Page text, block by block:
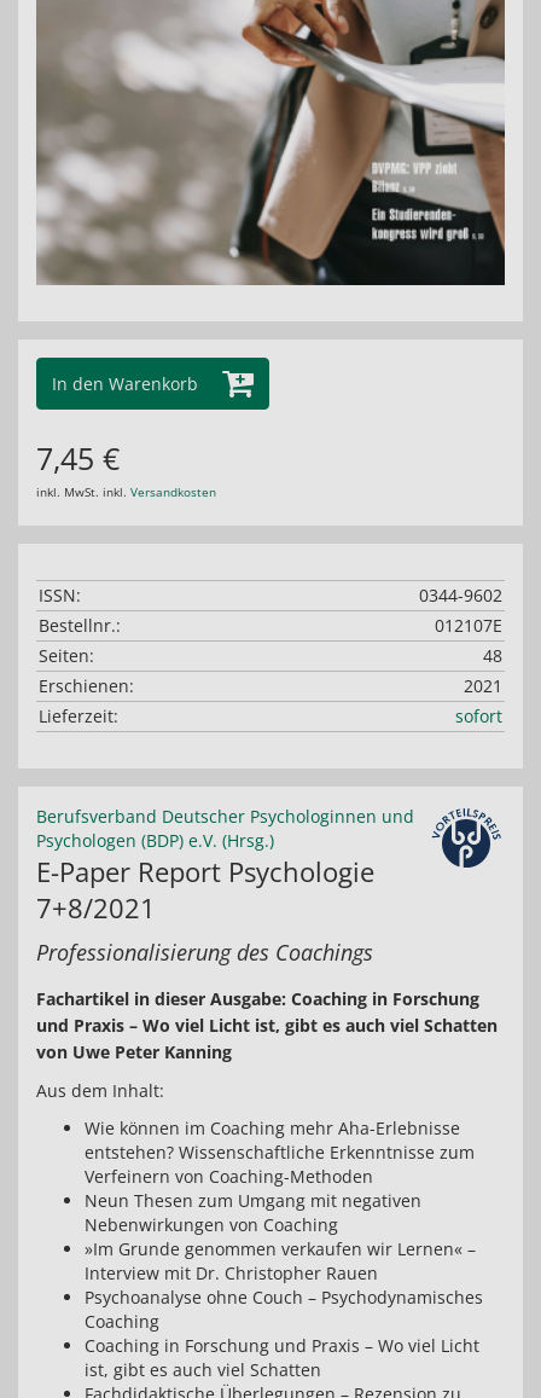
In den Warenkorb
7,45 €
inkl. MwSt. inkl. Versandkosten
ISSN:
0344-9602
Bestellnr.:
012107E
Seiten:
48
Erschienen:
2021
Lieferzeit:
sofort
Berufsverband Deutscher Psychologinnen und
Psychologen (BDP) e.V. (Hrsg.)
E-Paper Report Psychologie
7+8/2021
Professionalisierung des Coachings
Fachartikel in dieser Ausgabe: Coaching in Forschung
und Praxis – Wo viel Licht ist, gibt es auch viel Schatten
von Uwe Peter Kanning
Aus dem Inhalt:
Wie können im Coaching mehr Aha-Erlebnisse
entstehen? Wissenschaftliche Erkenntnisse zum
Verfeinern von Coaching-Methoden
Neun Thesen zum Umgang mit negativen
Nebenwirkungen von Coaching
»Im Grunde genommen verkaufen wir Lernen« –
Interview mit Dr. Christopher Rauen
Psychoanalyse ohne Couch – Psychodynamisches
Coaching
Coaching in Forschung und Praxis – Wo viel Licht
ist, gibt es auch viel Schatten